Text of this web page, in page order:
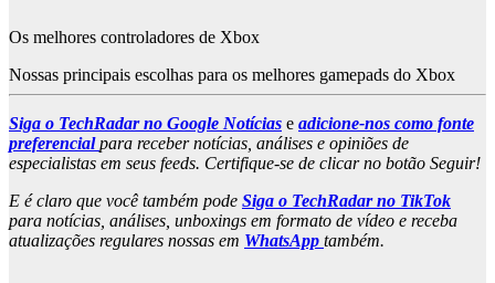
Os melhores controladores de Xbox
Nossas principais escolhas para os melhores gamepads do Xbox
Siga o TechRadar no Google Notícias e adicione-nos como fonte
preferencialpara receber notícias, análises e opiniões de
especialistas em seus feeds. Certifique-se de clicar no botão Seguir!
E é claro que você também pode Siga o TechRadar no TikTok
para notícias, análises, unboxings em formato de vídeo e receba
atualizações regulares nossas em WhatsApp também.